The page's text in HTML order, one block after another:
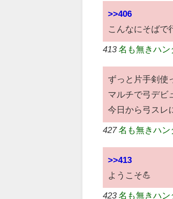
>>406
こんなにそばで
413 名も無きハン
ずっと片手剣使
マルチで弓デビ
今日から弓スレ
427 名も無きハン
>>413
ようこそ💪
423 名も無きハン